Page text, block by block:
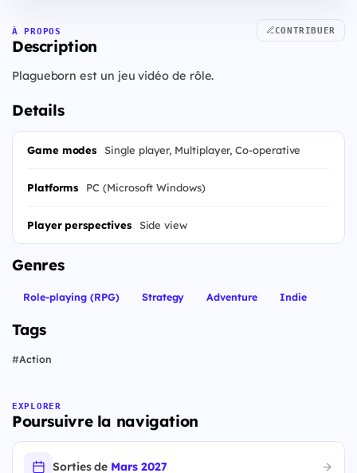
À PROPOS
Description
CONTRIBUER
Plagueborn est un jeu vidéo de rôle.
Details
Game modes Single player, Multiplayer, Co-operative
Platforms PC (Microsoft Windows)
Player perspectives Side view
Genres
Role-playing (RPG) Strategy Adventure Indie
Tags
#Action
EXPLORER
Poursuivre la navigation
Sorties de Mars 2027